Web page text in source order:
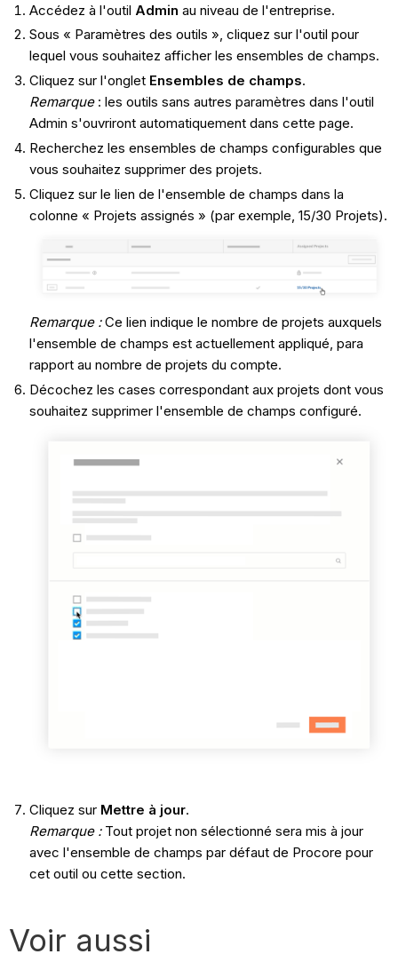
Accédez à l'outil Admin au niveau de l'entreprise.
Sous « Paramètres des outils », cliquez sur l'outil pour
lequel vous souhaitez afficher les ensembles de champs.
Cliquez sur l'onglet Ensembles de champs.
Remarque: les outils sans autres paramètres dans l'outil
Admin s'ouvriront automatiquement dans cette page.
Recherchez les ensembles de champs configurables que
vous souhaitez supprimer des projets.
Cliquez sur le lien de l'ensemble de champs dans la
colonne « Projets assignés » (par exemple, 15/30 Projets).
Remarque :Ce lien indique le nombre de projets auxquels
l'ensemble de champs est actuellement appliqué, para
rapport au nombre de projets du compte.
Décochez les cases correspondant aux projets dont vous
souhaitez supprimer l'ensemble de champs configuré.
Cliquez sur Mettre à jour.
Remarque :Tout projet non sélectionné sera mis à jour
avec l'ensemble de champs par défaut de Procore pour
cet outil ou cette section.
Voir aussi